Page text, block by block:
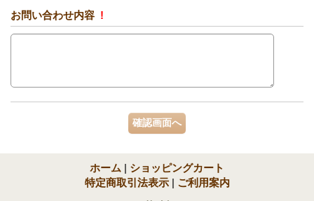
お問い合わせ内容 !
ホーム | ショッピングカート
特定商取引法表示 | ご利用案内